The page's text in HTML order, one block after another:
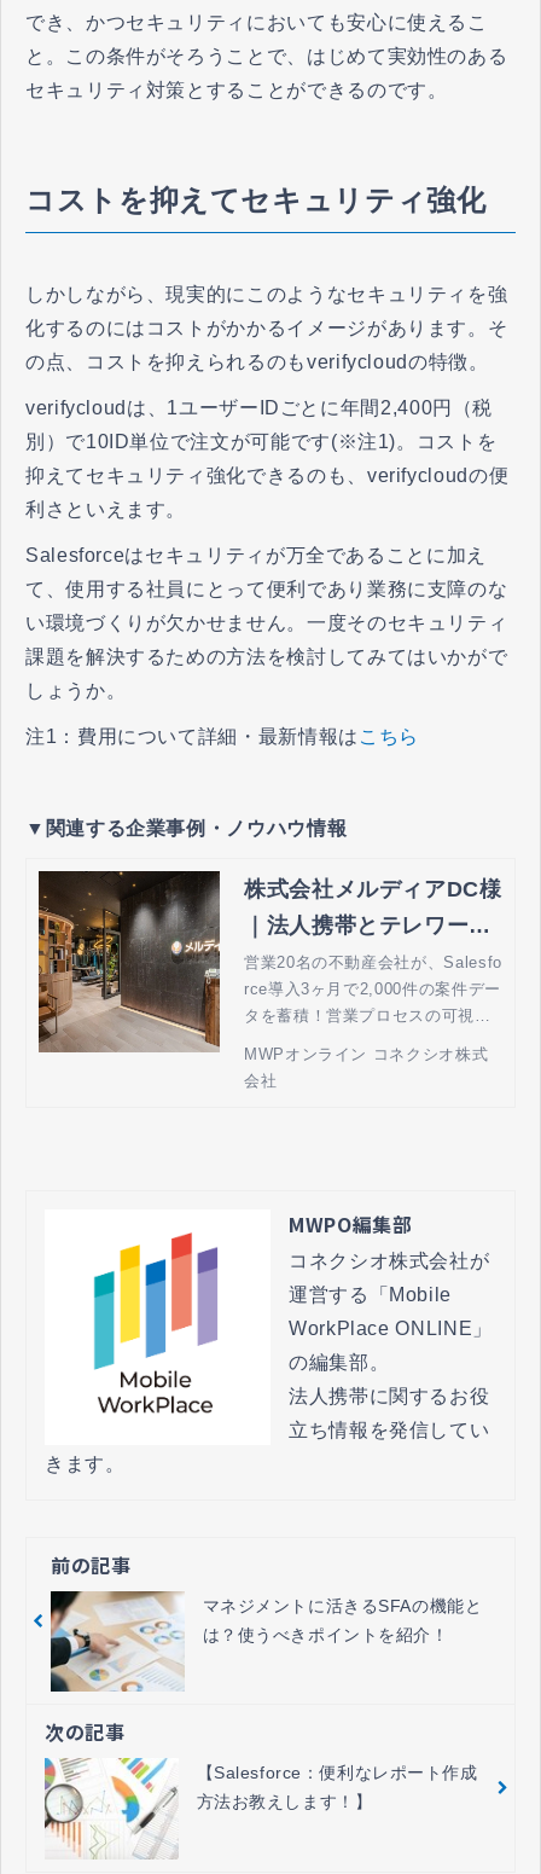
でき、かつセキュリティにおいても安心に使えるこ
と。この条件がそろうことで、はじめて実効性のある
セキュリティ対策とすることができるのです。
コストを抑えてセキュリティ強化
しかしながら、現実的にこのようなセキュリティを強
化するのにはコストがかかるイメージがあります。そ
の点、コストを抑えられるのもverifycloudの特徴。
verifycloudは、1ユーザーIDごとに年間2,400円（税
別）で10ID単位で注文が可能です(※注1)。コストを
抑えてセキュリティ強化できるのも、verifycloudの便
利さといえます。
Salesforceはセキュリティが万全であることに加え
て、使用する社員にとって便利であり業務に支障のな
い環境づくりが欠かせません。一度そのセキュリティ
課題を解決するための方法を検討してみてはいかがで
しょうか。
注1：費用について詳細・最新情報は こちら
▼関連する企業事例・ノウハウ情報
株式会社メルディアDC様
｜法人携帯とテレワーク
の MWPオンライン by
コネクシオ
営業20名の不動産会社が、Salesfo
rce導入3ヶ月で2,000件の案件デー
タを蓄積！営業プロセスの可視化
MWPオンライン コネクシオ株式
会社
MWPO編集部
コネクシオ株式会社が
運営する「Mobile
WorkPlace ONLINE」
の編集部。
法人携帯に関するお役
立ち情報を発信してい
きます。
前の記事
マネジメントに活きるSFAの機能と
は？使うべきポイントを紹介！
次の記事
【Salesforce：便利なレポート作成
方法お教えします！】